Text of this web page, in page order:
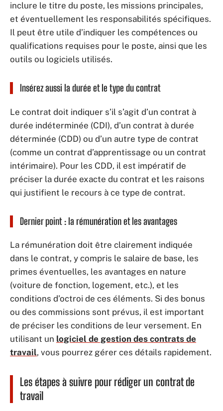
inclure le titre du poste, les missions principales,
et éventuellement les responsabilités spécifiques.
Il peut être utile d’indiquer les compétences ou
qualifications requises pour le poste, ainsi que les
outils ou logiciels utilisés.
Insérez aussi la durée et le type du contrat
Le contrat doit indiquer s’il s’agit d’un contrat à
durée indéterminée (CDI), d’un contrat à durée
déterminée (CDD) ou d’un autre type de contrat
(comme un contrat d’apprentissage ou un contrat
intérimaire). Pour les CDD, il est impératif de
préciser la durée exacte du contrat et les raisons
qui justifient le recours à ce type de contrat.
Dernier point : la rémunération et les avantages
La rémunération doit être clairement indiquée
dans le contrat, y compris le salaire de base, les
primes éventuelles, les avantages en nature
(voiture de fonction, logement, etc.), et les
conditions d’octroi de ces éléments. Si des bonus
ou des commissions sont prévus, il est important
de préciser les conditions de leur versement. En
utilisant un logiciel de gestion des contrats de
travail, vous pourrez gérer ces détails rapidement.
Les étapes à suivre pour rédiger un contrat de
travail